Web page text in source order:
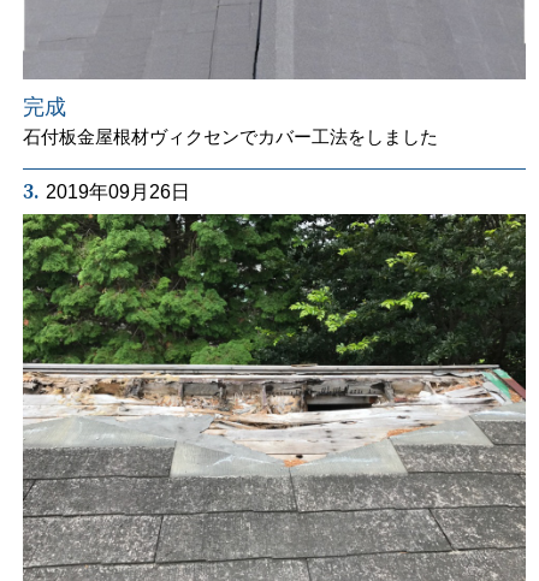
完成
石付板金屋根材ヴィクセンでカバー工法をしました
3. 2019年09月26日